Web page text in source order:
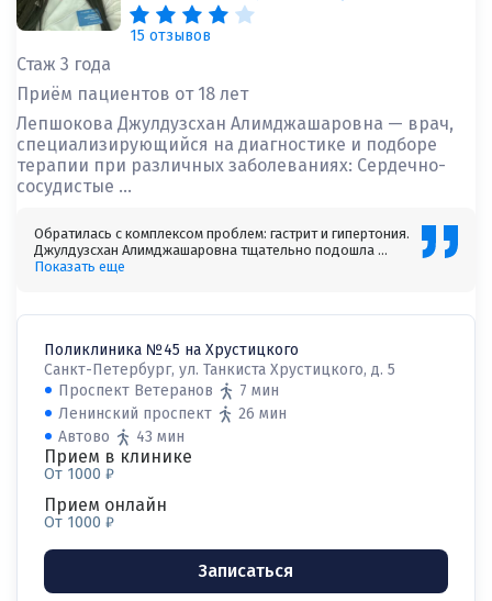
15 отзывов
Стаж 3 года
Приём пациентов от 18 лет
Лепшокова Джулдузсхан Алимджашаровна — врач,
специализирующийся на диагностике и подборе
терапии при различных заболеваниях: Сердечно-
сосудистые ...
Обратилась с комплексом проблем: гастрит и гипертония.
Джулдузсхан Алимджашаровна тщательно подошла ...
Показать еще
Поликлиника №45 на Хрустицкого
Санкт-Петербург, ул. Танкиста Хрустицкого, д. 5
Проспект Ветеранов
7 мин
Ленинский проспект
26 мин
Автово
43 мин
Прием в клинике
От 1000 ₽
Прием онлайн
От 1000 ₽
Записаться